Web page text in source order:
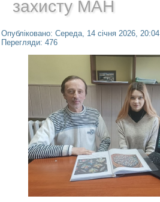
захисту МАН
Опубліковано: Середа, 14 січня 2026, 20:04
Перегляди: 476